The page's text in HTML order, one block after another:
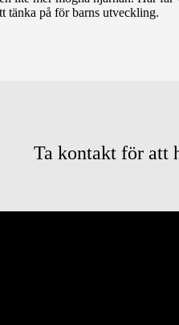
tänka på för barns utveckling.
Ta kontakt för att